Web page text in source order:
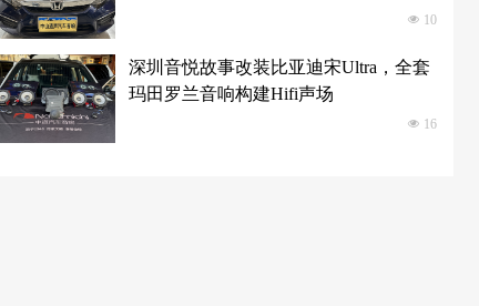
넶 10
深圳音悦故事改装比亚迪宋Ultra，全套
玛田罗兰音响构建Hifi声场
넶 16